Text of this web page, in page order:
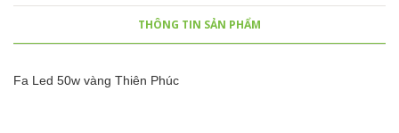
THÔNG TIN SẢN PHẨM
Fa Led 50w vàng Thiên Phúc